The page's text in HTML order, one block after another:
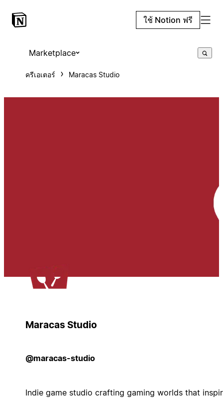
ใช้ Notion ฟรี
Marketplace
ครีเอเตอร์ Maracas Studio
Maracas Studio
@maracas-studio
Indie game studio crafting gaming worlds that